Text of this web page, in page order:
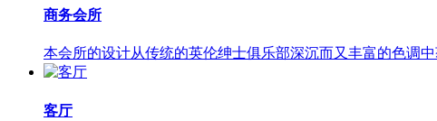
商务会所
本会所的设计从传统的英伦绅士俱乐部深沉而又丰富的色调
客厅